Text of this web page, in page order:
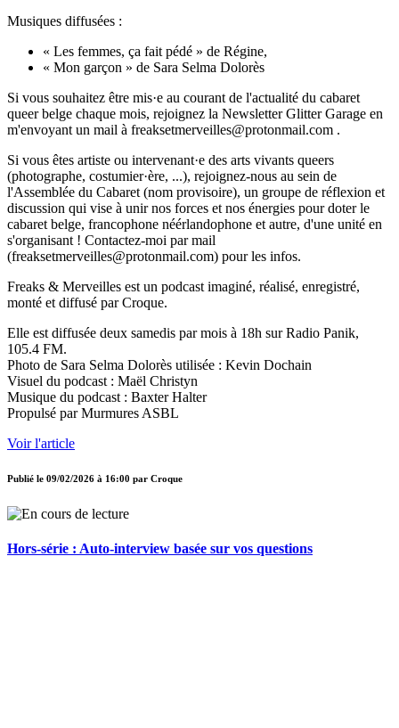
Musiques diffusées :
« Les femmes, ça fait pédé » de Régine,
« Mon garçon » de Sara Selma Dolorès
Si vous souhaitez être mis·e au courant de l'actualité du cabaret
queer belge chaque mois, rejoignez la Newsletter Glitter Garage en
m'envoyant un mail à freaksetmerveilles@protonmail.com .
Si vous êtes artiste ou intervenant·e des arts vivants queers
(photographe, costumier·ère, ...), rejoignez-nous au sein de
l'Assemblée du Cabaret (nom provisoire), un groupe de réflexion et
discussion qui vise à unir nos forces et nos énergies pour doter le
cabaret belge, francophone néérlandophone et autre, d'une unité en
s'organisant ! Contactez-moi par mail
(freaksetmerveilles@protonmail.com) pour les infos.
Freaks & Merveilles est un podcast imaginé, réalisé, enregistré,
monté et diffusé par Croque.
Elle est diffusée deux samedis par mois à 18h sur Radio Panik,
105.4 FM.
Photo de Sara Selma Dolorès utilisée : Kevin Dochain
Visuel du podcast : Maël Christyn
Musique du podcast : Baxter Halter
Propulsé par Murmures ASBL
Voir l'article
Publié le 09/02/2026 à 16:00 par Croque
Hors-série : Auto-interview basée sur vos questions